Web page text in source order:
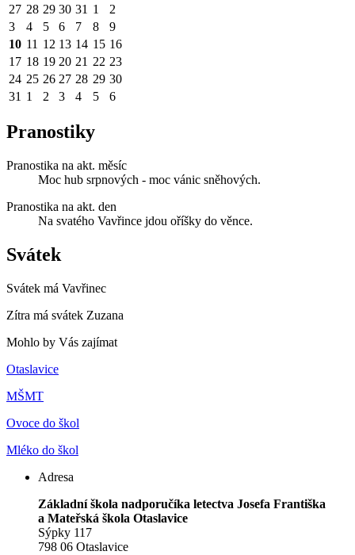
27 28 29 30 31 1
2
3
4 5 6 7 8
9
10 11 12 13 14 15 16
17 18 19 20 21 22 23
24 25 26 27 28 29 30
31 1 2 3 4 5 6
Pranostiky
Pranostika na akt. měsíc
Moc hub srpnových - moc vánic sněhových.
Pranostika na akt. den
Na svatého Vavřince jdou oříšky do věnce.
Svátek
Svátek má Vavřinec
Zítra má svátek Zuzana
Mohlo by Vás zajímat
Otaslavice
MŠMT
Ovoce do škol
Mléko do škol
Adresa
Základní škola nadporučíka letectva Josefa Františka
a Mateřská škola Otaslavice
Sýpky 117
798 06 Otaslavice